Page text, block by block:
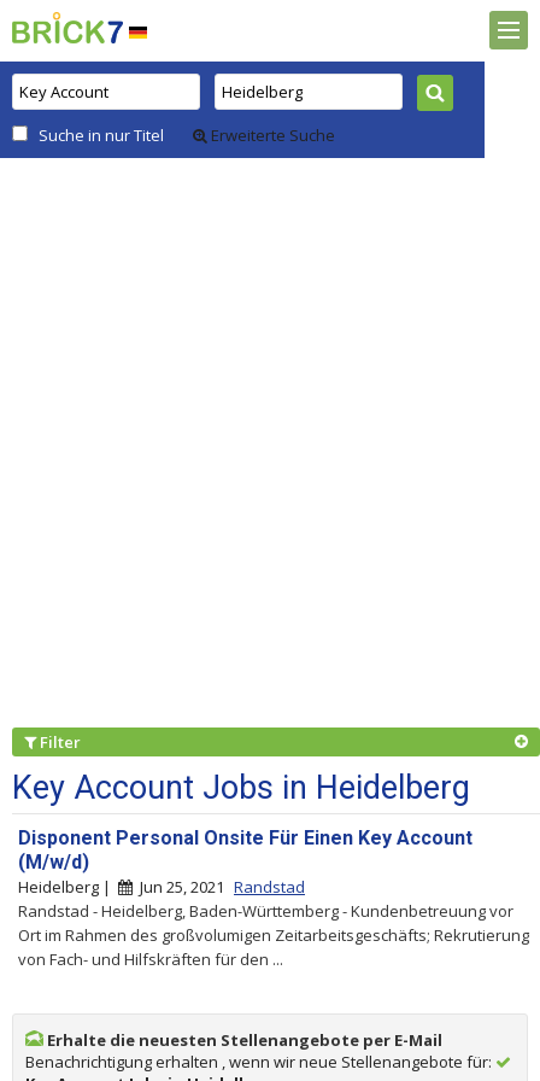
Suche in nur Titel Erweiterte Suche
Filter
Key Account Jobs in Heidelberg
Disponent Personal Onsite Für Einen Key Account
(M/w/d)
Heidelberg | Jun 25, 2021 Randstad
Randstad - Heidelberg, Baden-Württemberg - Kundenbetreuung vor
Ort im Rahmen des großvolumigen Zeitarbeitsgeschäfts; Rekrutierung
von Fach- und Hilfskräften für den ...
Erhalte die neuesten Stellenangebote per E-Mail
Benachrichtigung erhalten , wenn wir neue Stellenangebote für: